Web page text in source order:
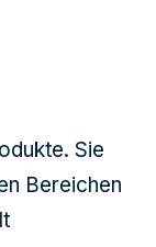
Sie
Bereichen